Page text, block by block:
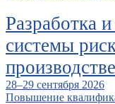
Разработка
системы
28–29 сентября 2026
Повышение